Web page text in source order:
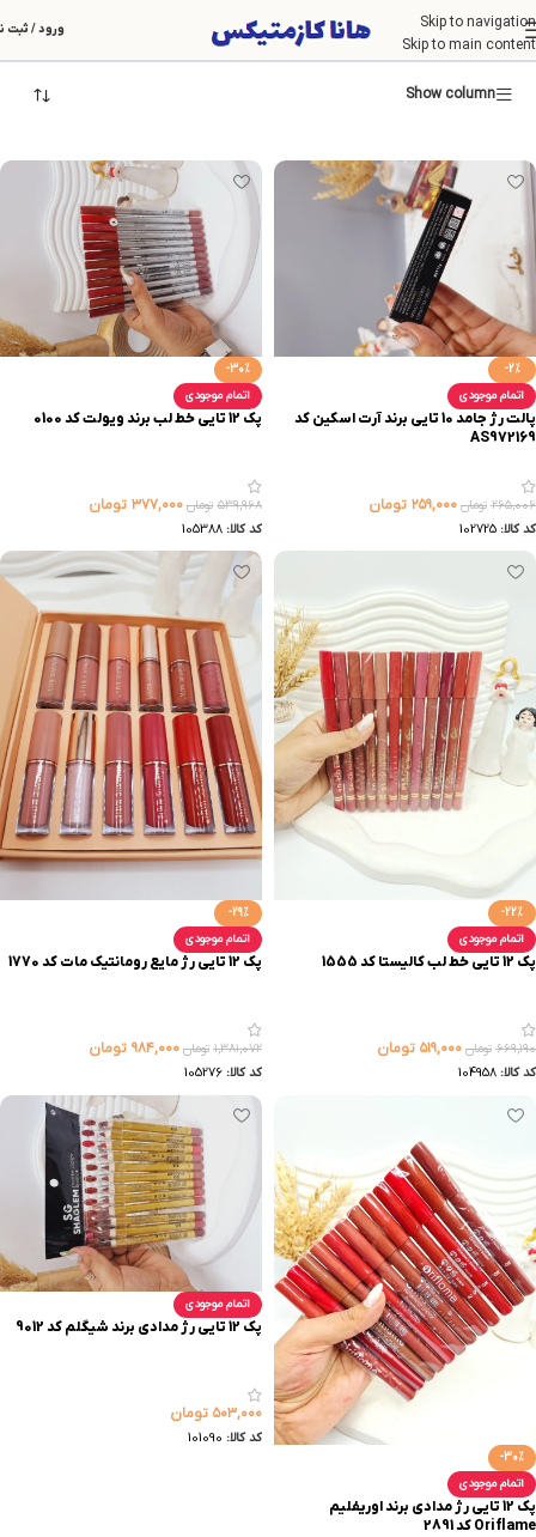
Skip to navigation
Skip to main content
ورود / ثبت رژلب
Show column
-2%
اتمام موجودی
پالت رژ جامد 10 تایی برند آرت اسکین کد
AS972169
۲۶۵,۰۰۶ تومان ۲۵۹,۰۰۰ تومان
کد کالا: 102725
-30%
اتمام موجودی
پک 12 تایی خط لب برند ویولت کد 0100
۵۳۹,۹۶۸ تومان ۳۷۷,۰۰۰ تومان
کد کالا: 105388
-22%
اتمام موجودی
پک 12 تایی خط لب کالیستا کد 1555
۶۶۹,۱۹۰ تومان ۵۱۹,۰۰۰ تومان
کد کالا: 104958
-29%
اتمام موجودی
پک 12 تایی رژ مایع رومانتیک مات کد 1770
۱,۳۸۱,۰۷۲ تومان ۹۸۴,۰۰۰ تومان
کد کالا: 105276
-30%
اتمام موجودی
پک 12 تایی رژ مدادی برند اوریفلیم
Oriflame کد 2891
اتمام موجودی
پک 12 تایی رژ مدادی برند شیگلم کد 9012
۵۰۳,۰۰۰ تومان
کد کالا: 101090